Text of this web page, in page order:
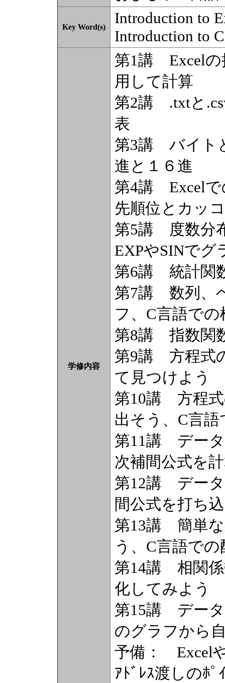
Key Word(s)
Introduction to
Introduction to
学修内容
第1講 Excelの
用して計算
第2講 .txtと
表
第3講 バイト
進と１６進
第4講 Excelで
先順位とカッコ
第5講 度数分
EXPやSINでグ
第6講 統計関
第7講 数列、
フ、C言語で
第8講 指数関
第9講 方程式
て見つけよう
第10講 方程式
出そう、C言
第11講 データ
次補間公式を
第12講 データ
間公式を打ち
第13講 簡単な
う、C言語で
第14講 相関係
化してみよう
第15講 データ
のグラフから
予備： Excel
ｱﾄﾞﾚｽ渡しのﾎﾟ